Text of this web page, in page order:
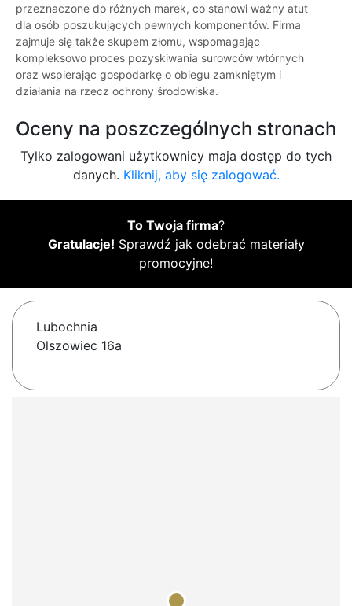
przeznaczone do różnych marek, co stanowi ważny atut
dla osób poszukujących pewnych komponentów. Firma
zajmuje się także skupem złomu, wspomagając
kompleksowo proces pozyskiwania surowców wtórnych
oraz wspierając gospodarkę o obiegu zamkniętym i
działania na rzecz ochrony środowiska.
Oceny na poszczególnych stronach
Tylko zalogowani użytkownicy maja dostęp do tych
danych. Kliknij, aby się zalogować.
To Twoja firma?
Gratulacje! Sprawdź jak odebrać materiały
promocyjne!
Lubochnia
Olszowiec 16a